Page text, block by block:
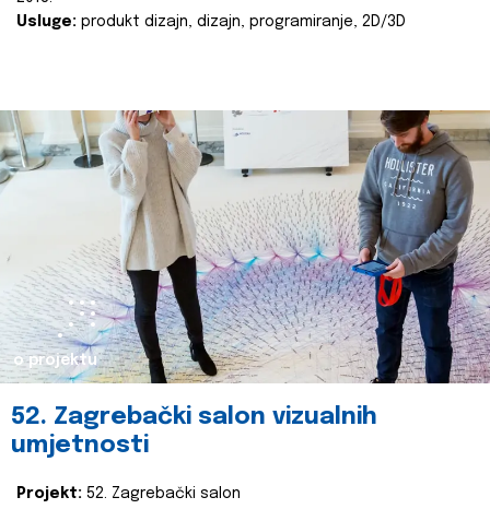
Usluge: produkt dizajn, dizajn, programiranje, 2D/3D
o projektu
52. Zagrebački salon vizualnih
umjetnosti
Projekt: 52. Zagrebački salon